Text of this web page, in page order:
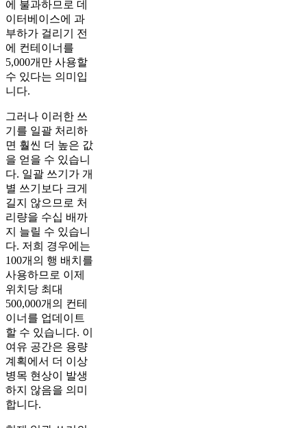
에 불과하므로 데
이터베이스에 과
부하가 걸리기 전
에 컨테이너를
5,000개만 사용할
수 있다는 의미입
니다.
그러나 이러한 쓰
기를 일괄 처리하
면 훨씬 더 높은 값
을 얻을 수 있습니
다. 일괄 쓰기가 개
별 쓰기보다 크게
길지 않으므로 처
리량을 수십 배까
지 늘릴 수 있습니
다. 저희 경우에는
100개의 행 배치를
사용하므로 이제
위치당 최대
500,000개의 컨테
이너를 업데이트
할 수 있습니다. 이
여유 공간은 용량
계획에서 더 이상
병목 현상이 발생
하지 않음을 의미
합니다.